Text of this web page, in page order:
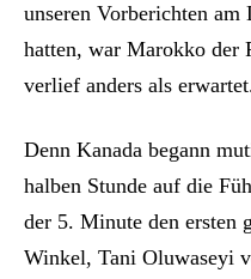
unseren Vorberichten am
hatten, war Marokko der
verlief anders als
Denn Kanada begann
halben Stunde auf die
der 5. Minute den ersten
Winkel, Tani Oluwaseyi